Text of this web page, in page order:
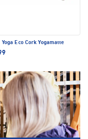
Yoga Eco Cork Yogamatte